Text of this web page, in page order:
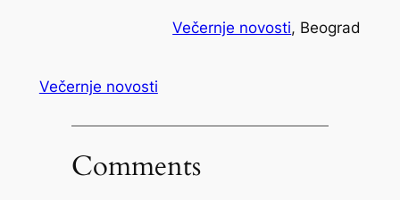
Večernje novosti, Beograd
Večernje novosti
Comments